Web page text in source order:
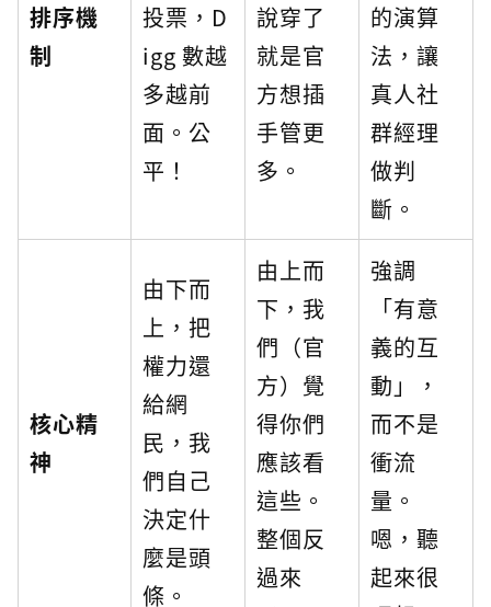
排序機
制
投票，D
igg 數越
多越前
面。公
平！
說穿了
就是官
方想插
手管更
多。
的演算
法，讓
真人社
群經理
做判
斷。
核心精
神
由下而
上，把
權力還
給網
民，我
們自己
決定什
麼是頭
條。
由上而
下，我
們（官
方）覺
得你們
應該看
這些。
整個反
過來
強調
「有意
義的互
動」，
而不是
衝流
量。
嗯，聽
起來很